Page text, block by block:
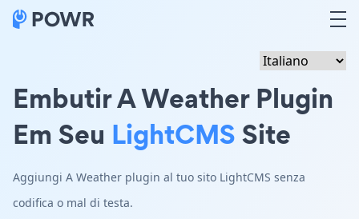
Embutir A Weather Plugin
Em Seu LightCMSSite
Aggiungi A Weather plugin al tuo sito LightCMS senza
codifica o mal di testa.